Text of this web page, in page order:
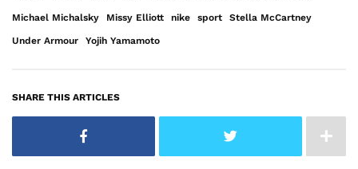
Video
laden
YouTube
immer
entsperren
Michael Michalsky Missy Elliott nike sport Stella McCartney
Under Armour Yojih Yamamoto
SHARE THIS ARTICLES